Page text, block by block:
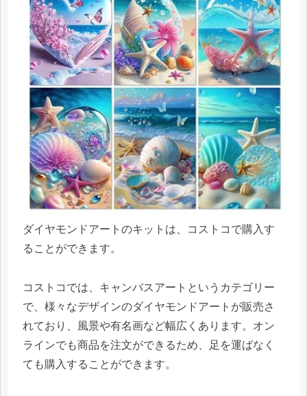
ダイヤモンドアートのキットは、コストコで購入す
ることができます。
コストコでは、キャンバスアートというカテゴリー
で、様々なデザインのダイヤモンドアートが販売さ
れており、風景や有名画など幅広くあります。オン
ラインでも商品を注文ができるため、足を運ばなく
ても購入することができます。